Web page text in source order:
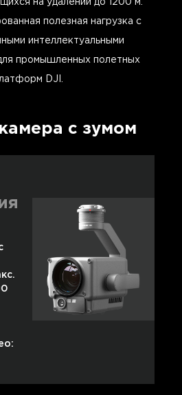
на удалении до 1200 м.
полезная нагрузка с
интеллектуальными
промышленных полетных
DJI.
с зумом